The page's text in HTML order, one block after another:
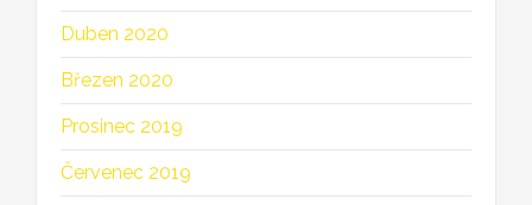
Duben 2020
Březen 2020
Prosinec 2019
Červenec 2019